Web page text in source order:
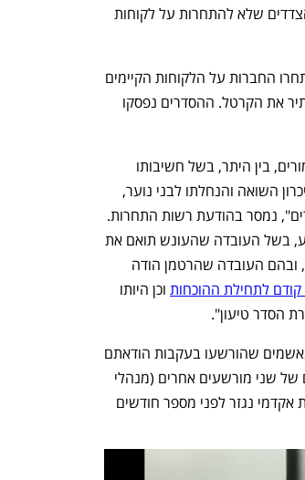
לתחילת ההוכחות
הסדר טיעון".